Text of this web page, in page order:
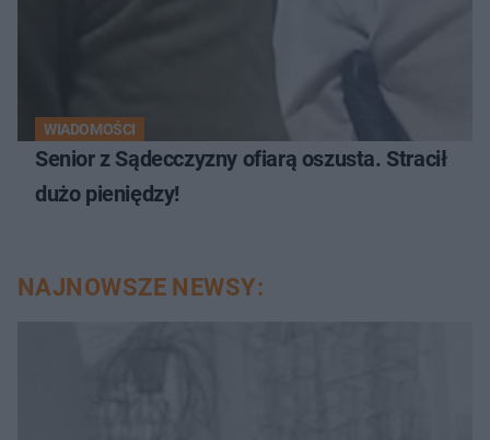
WIADOMOŚCI
Senior z Sądecczyzny ofiarą oszusta. Stracił
dużo pieniędzy!
NAJNOWSZE NEWSY: